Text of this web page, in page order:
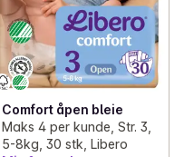
Comfort åpen bleie
Maks 4 per kunde, Str. 3,
5-8kg, 30 stk, Libero